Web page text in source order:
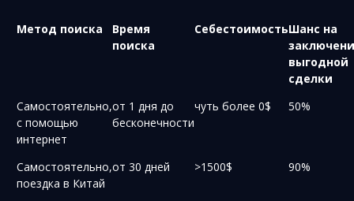
Метод поиска
Время
поиска
СебестоимостьШанс на
выгодной
сделки
Самостоятельно,
с помощью
интернет
от 1 дня до
бесконечности
чуть более 0$ 50%
Самостоятельно,
поездка в Китай
от 30 дней >1500$ 90%